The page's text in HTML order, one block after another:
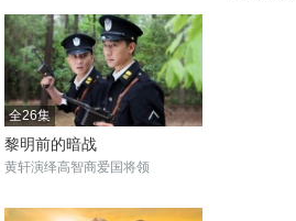
全26集
黎明前的暗战
黄轩演绎高智商爱国将领